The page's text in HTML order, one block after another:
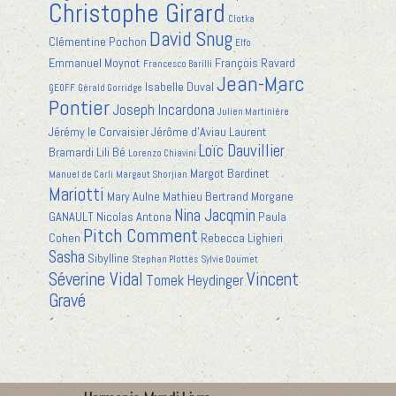
Christophe Girard Clotka
Clémentine Pochon David Snug Elfo
Emmanuel Moynot Francesco Barilli François Ravard
GEOFF Gérald Gorridge Isabelle Duval Jean-Marc
PontierJoseph Incardona Julien Martinière
Jérémy le CorvaisierJérôme d'Aviau Laurent
Bramardi Lili Bé Lorenzo Chiavini Loïc Dauvillier
Manuel de Carli Margaut Shorjian Margot Bardinet
Mariotti Mary Aulne Mathieu Bertrand Morgane
GANAULT Nicolas Antona Nina Jacqmin Paula
Cohen Pitch Comment Rebecca Lighieri
Sasha Sibylline Stephan Plottès Sylvie Doumet
Séverine Vidal Tomek HeydingerVincent
Gravé